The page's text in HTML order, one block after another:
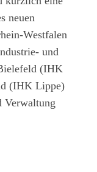
neuen
Westfalen
und
(IHK
(IHK Lippe)
Verwaltung